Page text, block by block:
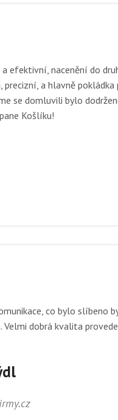
efektivní, nacenění do
a hlavně pokládka
se domluvili bylo
Košlíku!
co bylo slíbeno
Velmi dobrá kvalita